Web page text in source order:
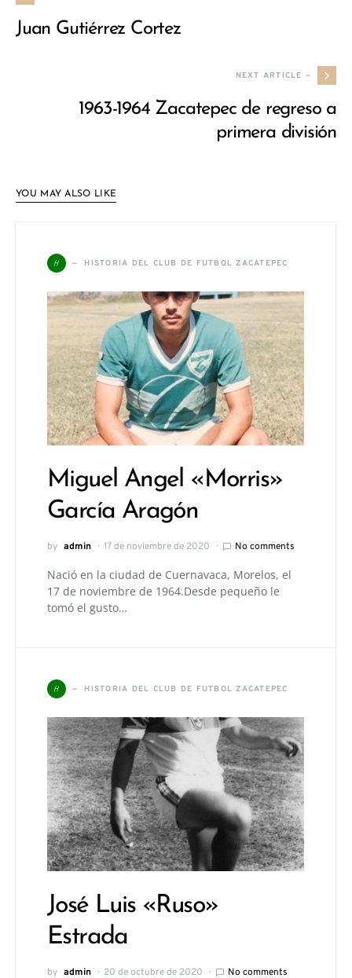
Juan Gutiérrez Cortez
NEXT ARTICLE —
1963-1964 Zacatepec de regreso a
primera división
YOU MAY ALSO LIKE
H HISTORIA DEL CLUB DE FUTBOL ZACATEPEC
Miguel Angel «Morris»
García Aragón
by admin 17 de noviembre de 2020 No comments
Nació en la ciudad de Cuernavaca, Morelos, el
17 de noviembre de 1964.Desde pequeño le
tomó el gusto…
H HISTORIA DEL CLUB DE FUTBOL ZACATEPEC
José Luis «Ruso»
Estrada
by admin 20 de octubre de 2020 No comments